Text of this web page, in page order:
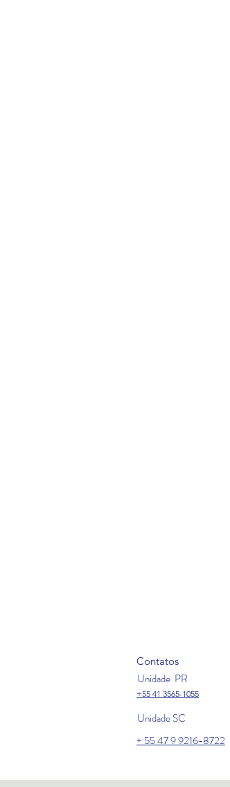
Contatos
+55 41 3565-1055
Unidade PR
Unidade SC
+ 55 47 9 9216-8722